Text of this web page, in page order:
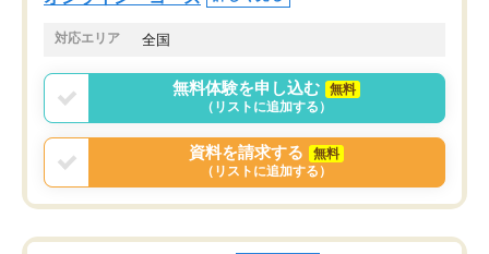
対応エリア 全国
無料体験を申し込む
無料
（リストに追加する）
資料を請求する
無料
（リストに追加する）